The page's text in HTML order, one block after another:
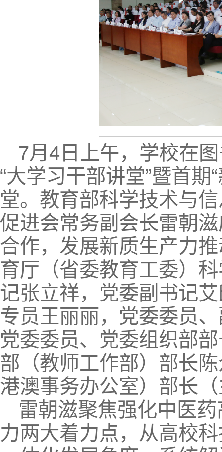
7月4日上午，学校在
“大学习干部讲堂”暨首期
堂。教育部科学技术与
促进会常务副会长雷朝
合作，发展新质生产力
育厅（省委教育工委）
记张立祥，党委副书记
专员王丽丽，党委委员
党委委员、党委组织部
部（教师工作部）部长
港澳事务办公室）部长
雷朝滋聚焦强化中医
力两大着力点，从高校